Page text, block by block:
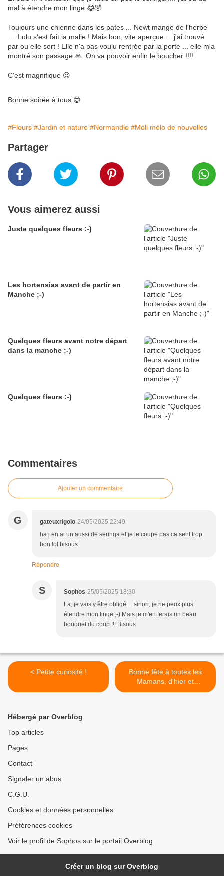
mal à étendre mon linge 😂🤣
Toujours une chienne dans les pates ... Newt mange de l'herbe
.... Lulu s'est fait la malle ! Mais bon, vite aperçue ... j'ai trouvé
par ou elle sort ! Elle n'a pas voulu rentrée par la porte ... elle m'a
montré son passage 🙏 On va pouvoir enfin le boucher !!!!
C'est magnifique 😍
Bonne soirée à tous 😍
#Fleurs #Jardin et nature #Normandie #Méli mélo de nouvelles
Partager
Vous aimerez aussi
Juste quelques fleurs :-)
Les hortensias avant de partir en
Manche ;-)
Quelques fleurs avant notre départ
dans la manche ;-)
Quelques fleurs :-)
Commentaires
Ajouter un commentaire
G gateuxrigolo 24/05/2025 22:49
ha j en ai un aussi de seringa et je le coupe pas ca sent trop
bon lol bisous
Répondre
S Sophos 25/05/2025 18:30
La, je vais y être obligé ... sinon, je ne peux plus
étendre mon linge ;-) Mais je m'en ferais un beau
bouquet du coup !!! Bisous
< Petite curiosité !
Bonne fête à toutes les
Mamans, d'hier et
d'aujourd'hui :-) >
Hébergé par Overblog
Top articles
Pages
Contact
Signaler un abus
C.G.U.
Cookies et données personnelles
Préférences cookies
Voir le profil de Sophos sur le portail Overblog
Créer un blog sur Overblog